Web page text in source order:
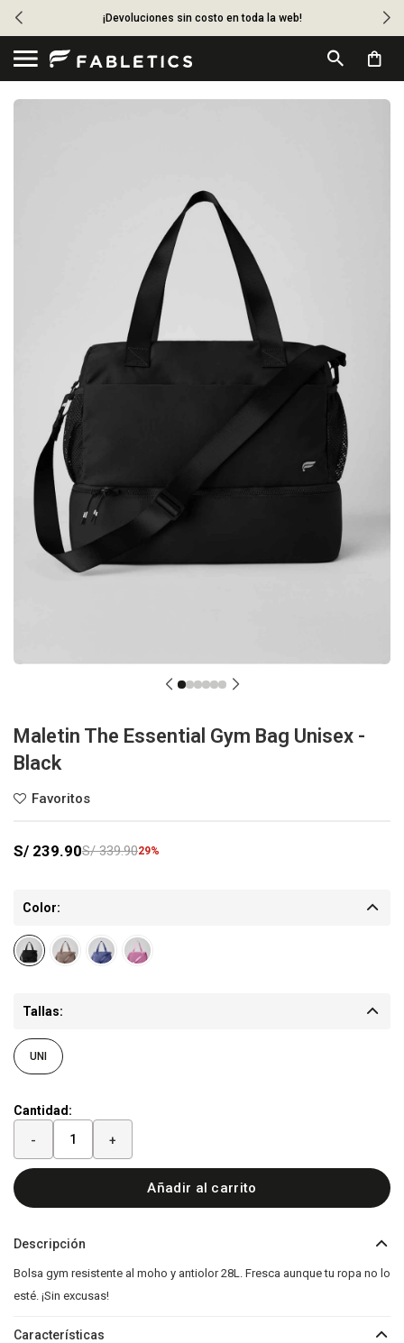
¡Devoluciones sin costo en toda la web!

Maletin The Essential Gym Bag Unisex -
Black
S/ 239.90S/ 339.9029
Color:
Tallas:
UNI
Cantidad:
- +
Añadir al carrito
Descripción
Bolsa gym resistente al moho y antiolor 28L. Fresca aunque tu ropa no lo
esté. ¡Sin excusas!
Características